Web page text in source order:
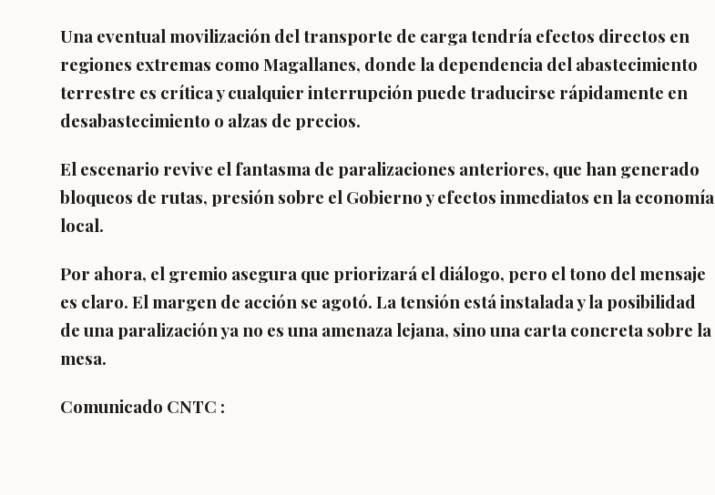
Una eventual movilización del transporte de carga tendría efectos directos en
regiones extremas como Magallanes, donde la dependencia del abastecimiento
terrestre es crítica y cualquier interrupción puede traducirse rápidamente en
desabastecimiento o alzas de precios.
El escenario revive el fantasma de paralizaciones anteriores, que han generado
bloqueos de rutas, presión sobre el Gobierno y efectos inmediatos en la economía
local.
Por ahora, el gremio asegura que priorizará el diálogo, pero el tono del mensaje
es claro. El margen de acción se agotó. La tensión está instalada y la posibilidad
de una paralización ya no es una amenaza lejana, sino una carta concreta sobre la
mesa.
Comunicado CNTC :